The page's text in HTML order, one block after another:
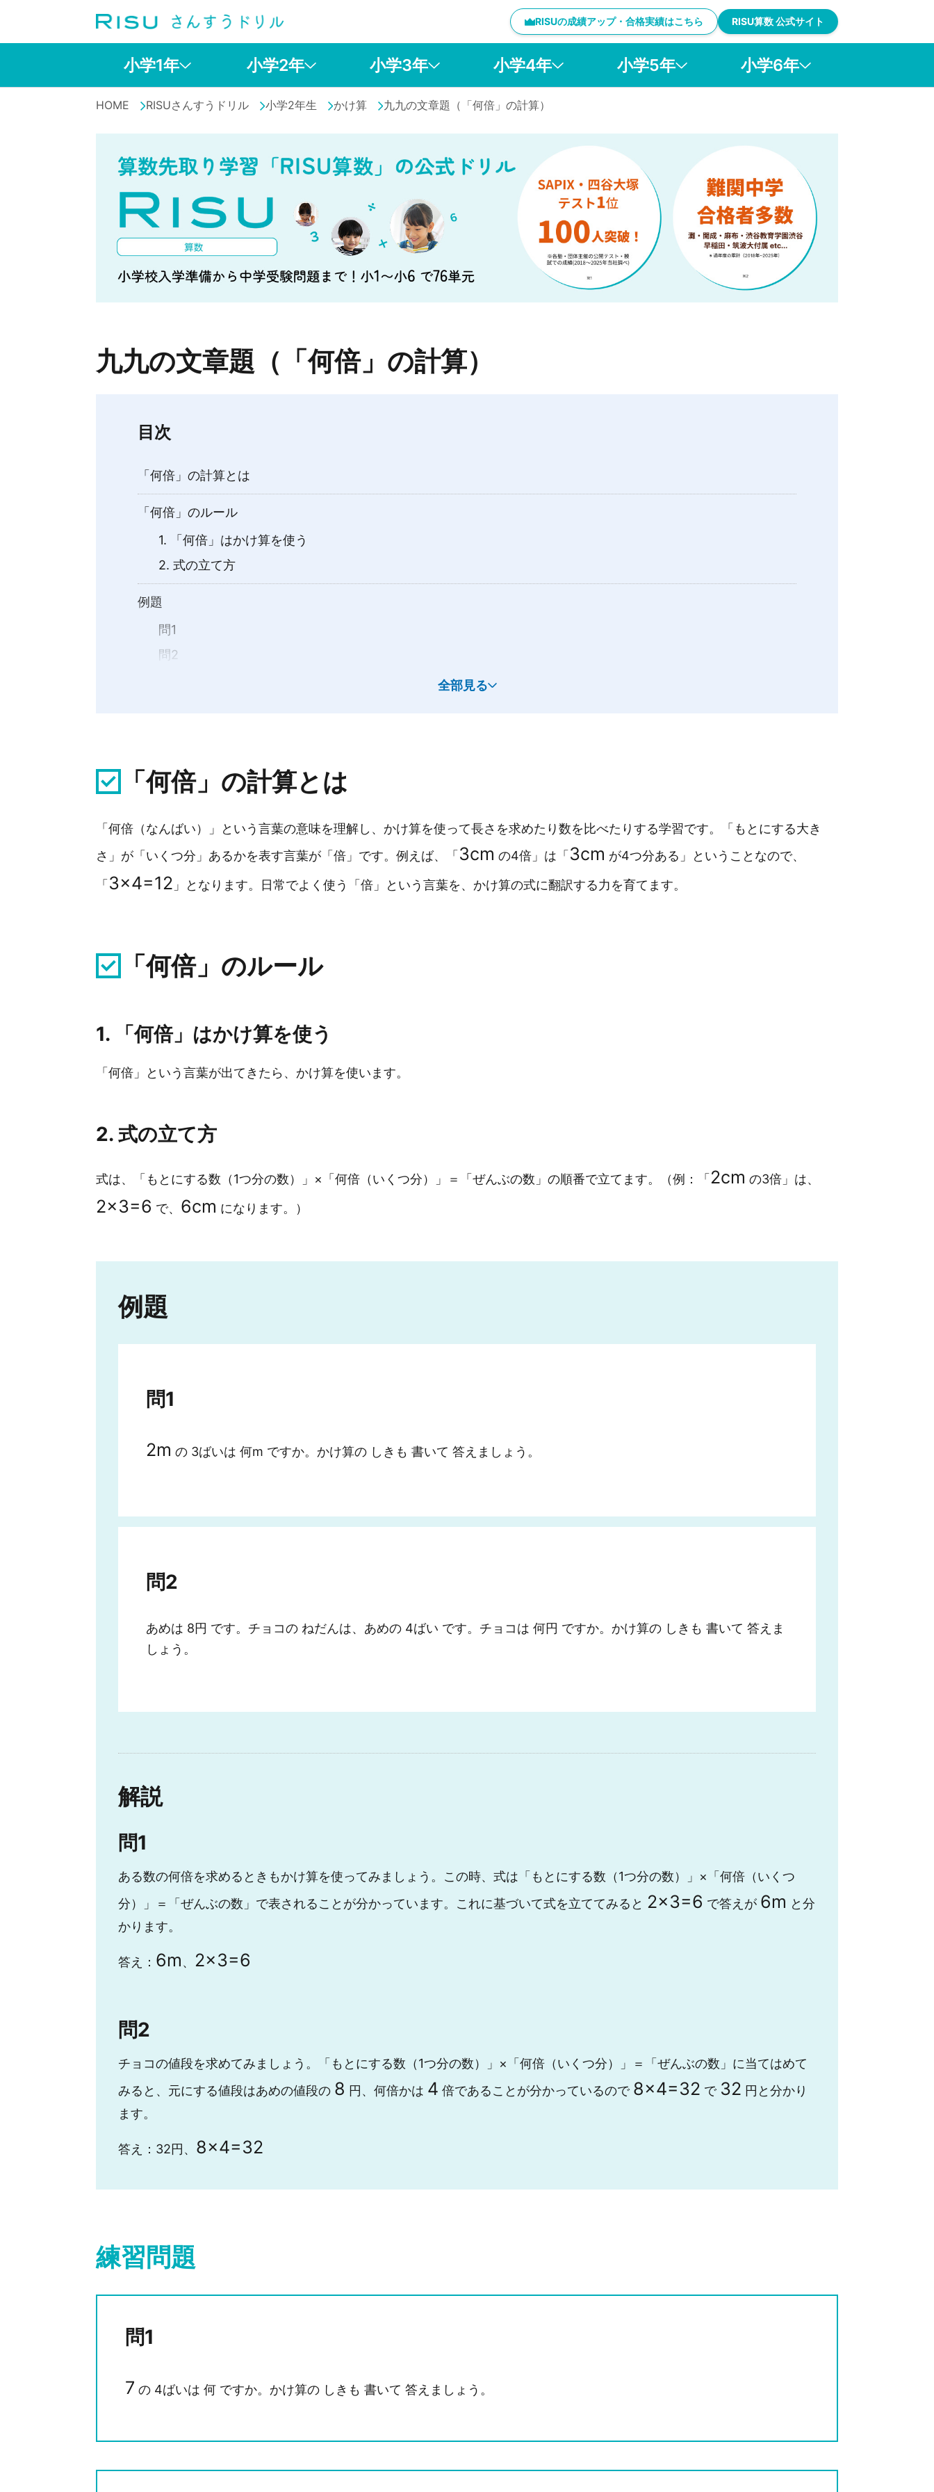
RISUの成績アップ・合格実績はこちら RISU算数 公式サイト
小学1年 小学2年 小学3年 小学4年 小学5年 小学6年
HOME RISUさんすうドリル 小学2年生 かけ算 九九の文章題（「何倍」の計算）
九九の文章題（「何倍」の計算）
目次
「何倍」の計算とは
「何倍」のルール
1. 「何倍」はかけ算を使う
2. 式の立て方
例題
問1
問2
問2
問3
応用問題
問1
問2
練習問題
学習のアドバイス
全部見る
「何倍」の計算とは
「何倍（なんばい）」という言葉の意味を理解し、かけ算を使って長さを求めたり数を比べたりする学習です。「もとにする大き
さ」が「いくつ分」あるかを表す言葉が「倍」です。例えば、「 3cm の4倍」は「 3cm が4つ分ある」ということなので、
「 3×4=12 」となります。日常でよく使う「倍」という言葉を、かけ算の式に翻訳する力を育てます。
「何倍」のルール
1. 「何倍」はかけ算を使う
「何倍」という言葉が出てきたら、かけ算を使います。
2. 式の立て方
式は、「もとにする数（1つ分の数）」×「何倍（いくつ分）」＝「ぜんぶの数」の順番で立てます。（例：「 2cm の3倍」は、
2×3=6 で、 6cm になります。）
例題
問1
2m の 3ばいは 何m ですか。かけ算の しきも 書いて 答えましょう。
問2
あめは 8円 です。チョコの ねだんは、あめの 4ばい です。チョコは 何円 ですか。かけ算の しきも 書いて 答えま
しょう。
解説
問1
ある数の何倍を求めるときもかけ算を使ってみましょう。この時、式は「もとにする数（1つ分の数）」×「何倍（いくつ
分）」＝「ぜんぶの数」で表されることが分かっています。これに基づいて式を立ててみると 2×3=6 で答えが 6m と分
かります。
答え： 6m、 2×3=6
問2
チョコの値段を求めてみましょう。「もとにする数（1つ分の数）」×「何倍（いくつ分）」＝「ぜんぶの数」に当てはめて
みると、元にする値段はあめの値段の 8 円、何倍かは 4 倍であることが分かっているので 8×4=32 で 32 円と分かり
ます。
答え：32円、 8×4=32
練習問題
問1
7 の 4ばいは 何 ですか。かけ算の しきも 書いて 答えましょう。